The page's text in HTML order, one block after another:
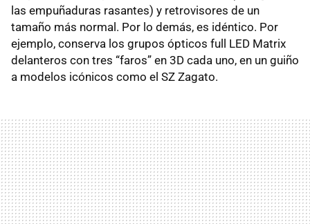
las empuñaduras rasantes) y retrovisores de un
tamaño más normal. Por lo demás, es idéntico. Por
ejemplo, conserva los grupos ópticos full LED Matrix
delanteros con tres “faros” en 3D cada uno, en un guiño
a modelos icónicos como el SZ Zagato.